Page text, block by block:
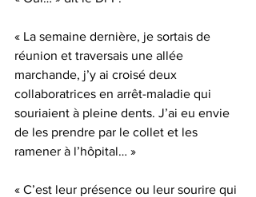
« La semaine dernière, je sortais de
réunion et traversais une allée
marchande, j’y ai croisé deux
collaboratrices en arrêt-maladie qui
souriaient à pleine dents. J’ai eu envie
de les prendre par le collet et les
ramener à l’hôpital… »
« C’est leur présence ou leur sourire qui